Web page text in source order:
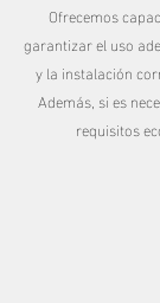
Ofrecemos
garantizar el uso
y la instalación
Además, si es
requisitos